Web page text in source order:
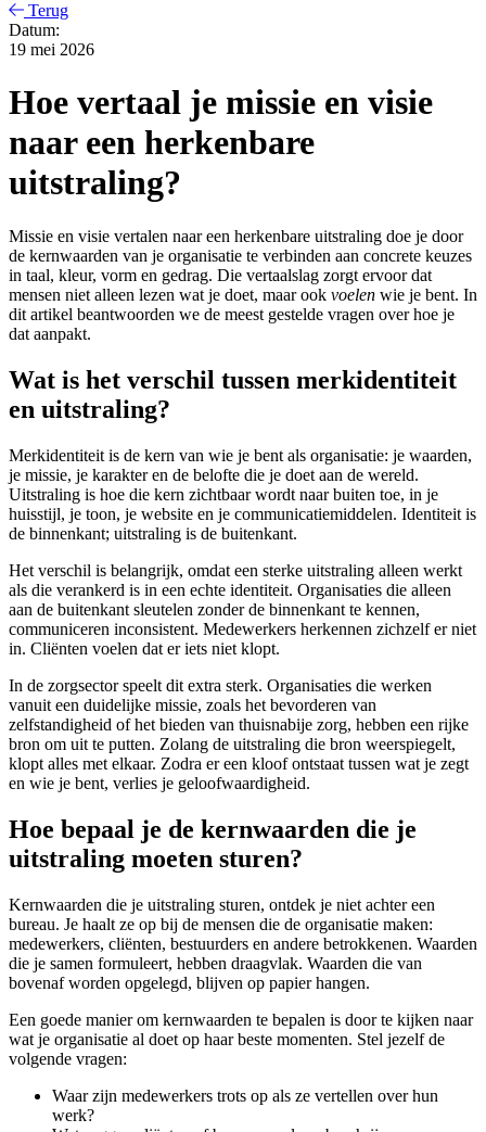
Terug
Datum:
19 mei 2026
Hoe vertaal je missie en visie
naar een herkenbare
uitstraling?
Missie en visie vertalen naar een herkenbare uitstraling doe je door
de kernwaarden van je organisatie te verbinden aan concrete keuzes
in taal, kleur, vorm en gedrag. Die vertaalslag zorgt ervoor dat
mensen niet alleen lezen wat je doet, maar ook voelen wie je bent. In
dit artikel beantwoorden we de meest gestelde vragen over hoe je
dat aanpakt.
Wat is het verschil tussen merkidentiteit
en uitstraling?
Merkidentiteit is de kern van wie je bent als organisatie: je waarden,
je missie, je karakter en de belofte die je doet aan de wereld.
Uitstraling is hoe die kern zichtbaar wordt naar buiten toe, in je
huisstijl, je toon, je website en je communicatiemiddelen. Identiteit is
de binnenkant; uitstraling is de buitenkant.
Het verschil is belangrijk, omdat een sterke uitstraling alleen werkt
als die verankerd is in een echte identiteit. Organisaties die alleen
aan de buitenkant sleutelen zonder de binnenkant te kennen,
communiceren inconsistent. Medewerkers herkennen zichzelf er niet
in. Cliënten voelen dat er iets niet klopt.
In de zorgsector speelt dit extra sterk. Organisaties die werken
vanuit een duidelijke missie, zoals het bevorderen van
zelfstandigheid of het bieden van thuisnabije zorg, hebben een rijke
bron om uit te putten. Zolang de uitstraling die bron weerspiegelt,
klopt alles met elkaar. Zodra er een kloof ontstaat tussen wat je zegt
en wie je bent, verlies je geloofwaardigheid.
Hoe bepaal je de kernwaarden die je
uitstraling moeten sturen?
Kernwaarden die je uitstraling sturen, ontdek je niet achter een
bureau. Je haalt ze op bij de mensen die de organisatie maken:
medewerkers, cliënten, bestuurders en andere betrokkenen. Waarden
die je samen formuleert, hebben draagvlak. Waarden die van
bovenaf worden opgelegd, blijven op papier hangen.
Een goede manier om kernwaarden te bepalen is door te kijken naar
wat je organisatie al doet op haar beste momenten. Stel jezelf de
volgende vragen:
Waar zijn medewerkers trots op als ze vertellen over hun
werk?